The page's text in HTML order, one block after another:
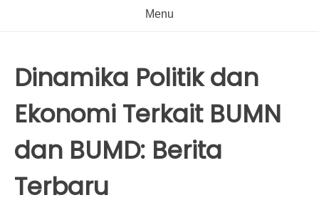
Menu
Dinamika Politik dan
Ekonomi Terkait BUMN
dan BUMD: Berita
Terbaru